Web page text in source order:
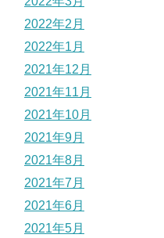
2022年2月
2022年1月
2021年12月
2021年11月
2021年10月
2021年9月
2021年8月
2021年7月
2021年6月
2021年5月